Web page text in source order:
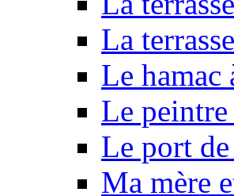
La
Le
Le
Le port
Ma mère